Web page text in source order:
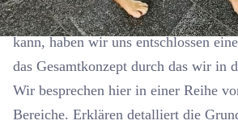
Da das alles eng zusammen hängt
kann, haben wir uns entschlossen
das Gesamtkonzept durch das wir in
Wir besprechen hier in einer Reihe
Bereiche. Erklären detalliert die